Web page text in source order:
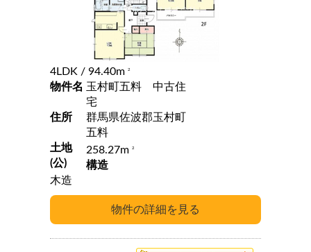
4LDK / 94.40m 2
物件名 玉村町五料 中古住
宅
住所
群馬県佐波郡玉村町
五料
土地
(公)
258.27m 2
構造
木造